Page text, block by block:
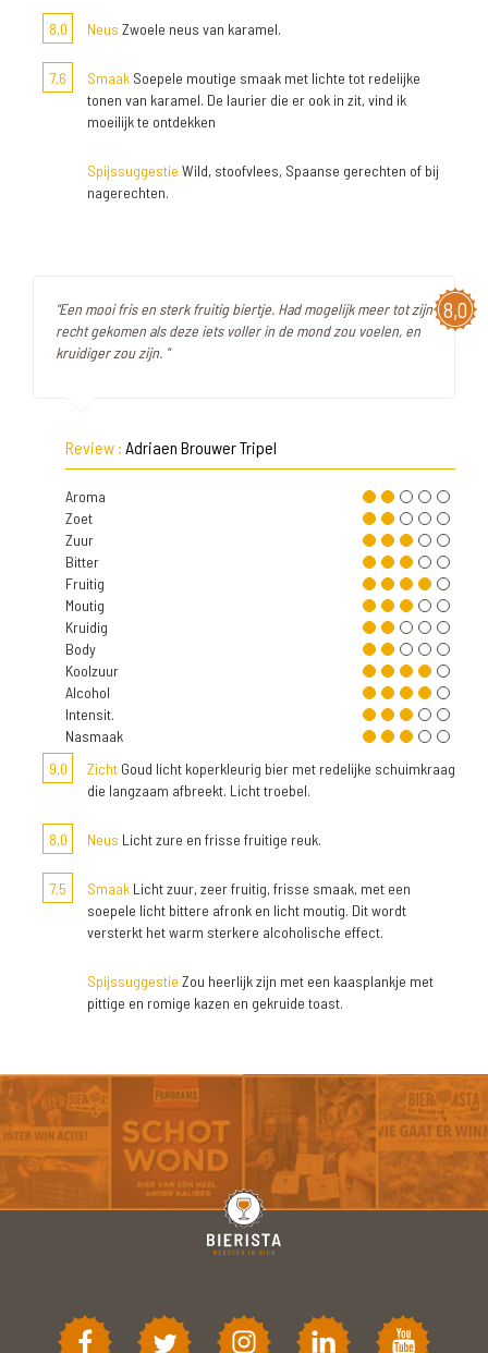
8,0 Neus Zwoele neus van karamel.
7,6 Smaak Soepele moutige smaak met lichte tot redelijke
tonen van karamel. De laurier die er ook in zit, vind ik
moeilijk te ontdekken
Spijssuggestie Wild, stoofvlees, Spaanse gerechten of bij
nagerechten.
8,0
"Een mooi fris en sterk fruitig biertje. Had mogelijk meer tot zijn
recht gekomen als deze iets voller in de mond zou voelen, en
kruidiger zou zijn. "
Review : Adriaen Brouwer Tripel
Aroma
Zoet
Zuur
Bitter
Fruitig
Moutig
Kruidig
Body
Koolzuur
Alcohol
Intensit.
Nasmaak
9,0
Zicht Goud licht koperkleurig bier met redelijke schuimkraag
die langzaam afbreekt. Licht troebel.
8,0 Neus Licht zure en frisse fruitige reuk.
7,5 Smaak Licht zuur, zeer fruitig, frisse smaak, met een
soepele licht bittere afronk en licht moutig. Dit wordt
versterkt het warm sterkere alcoholische effect.
Spijssuggestie Zou heerlijk zijn met een kaasplankje met
pittige en romige kazen en gekruide toast.